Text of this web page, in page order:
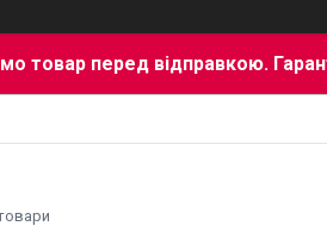
товар перед відправкою.